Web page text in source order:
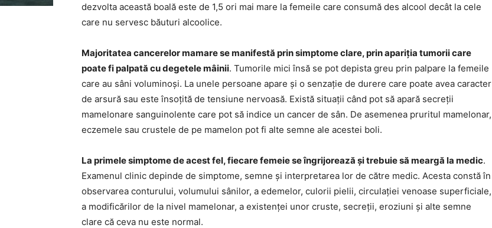
dezvolta această boală este de 1,5 ori mai mare la femeile care consumă des alcool decât la cele
care nu servesc băuturi alcoolice.
Majoritatea cancerelor mamare se manifestă prin simptome clare, prin apariția tumorii care
poate fi palpată cu degetele mâinii. Tumorile mici însă se pot depista greu prin palpare la femeile
care au sâni voluminoși. La unele persoane apare și o senzație de durere care poate avea caracter
de arsură sau este însoțită de tensiune nervoasă. Există situații când pot să apară secreții
mamelonare sanguinolente care pot să indice un cancer de sân. De asemenea pruritul mamelonar,
eczemele sau crustele de pe mamelon pot fi alte semne ale acestei boli.
La primele simptome de acest fel, fiecare femeie se îngrijorează și trebuie să meargă la medic.
Examenul clinic depinde de simptome, semne și interpretarea lor de către medic. Acesta constă în
observarea conturului, volumului sânilor, a edemelor, culorii pielii, circulației venoase superficiale,
a modificărilor de la nivel mamelonar, a existenței unor cruste, secreții, eroziuni și alte semne
clare că ceva nu este normal.